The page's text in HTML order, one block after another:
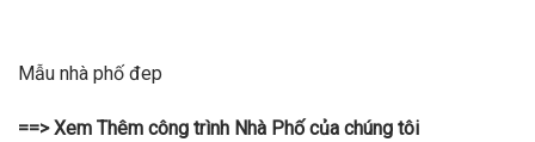
Mẫu nhà phố đep
==> Xem Thêm công trình Nhà Phố của chúng tôi